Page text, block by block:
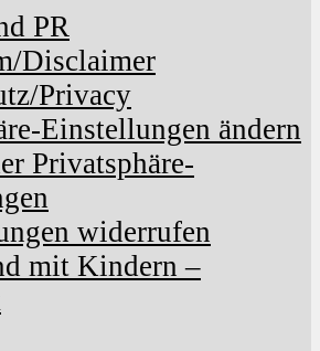
PR
Disclaimer
Privacy
Einstellungen ändern
Privatsphäre-
widerrufen
mit Kindern –